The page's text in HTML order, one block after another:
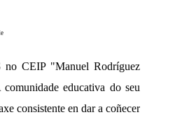
no CEIP "Manuel Rodríguez
educativa do seu
consistente en dar a coñecer